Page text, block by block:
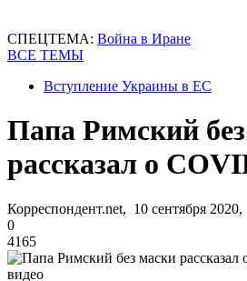
СПЕЦТЕМА: Война в Иране
ВСЕ ТЕМЫ
Вступление Украины в ЕС
Папа Римский
рассказал о
Корреспондент.net, 10 сентября 2020,
0
4165